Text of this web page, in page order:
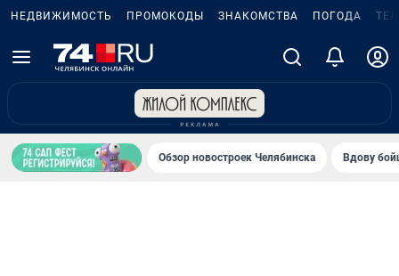
НЕДВИЖИМОСТЬ ПРОМОКОДЫ ЗНАКОМСТВА ПОГОДА
Обзор новостроек Челябинска Вдову